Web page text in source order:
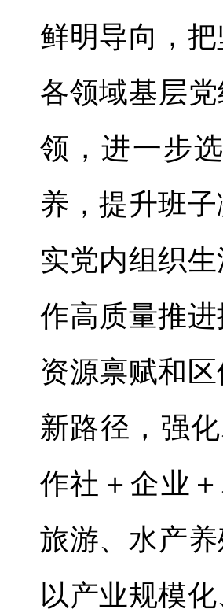
鲜明导向，
各领域基层
领，进一步
养，提升班
实党内组织
作高质量推
资源禀赋和
新路径，强
作社＋企业
旅游、水产
以产业规模